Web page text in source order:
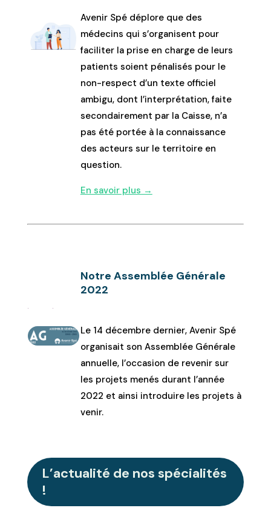
Avenir Spé déplore que des
médecins qui s’organisent pour
faciliter la prise en charge de leurs
patients soient pénalisés pour le
non-respect d’un texte officiel
ambigu, dont l’interprétation, faite
secondairement par la Caisse, n’a
pas été portée à la connaissance
des acteurs sur le territoire en
question.
En savoir plus →
Notre Assemblée Générale
2022
Le 14 décembre dernier, Avenir Spé
organisait son Assemblée Générale
annuelle, l’occasion de revenir sur
les projets menés durant l’année
2022 et ainsi introduire les projets à
venir.
L’actualité de nos spécialités
!